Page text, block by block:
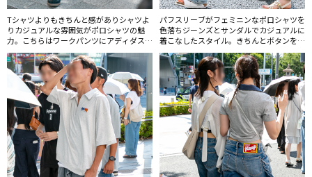
Tシャツよりもきちんと感がありシャツよ
りカジュアルな雰囲気がポロシャツの魅
力。こちらはワークパンツにアディダスの
サンバをあわせたストリート感のあるスタ
イル。
パフスリーブがフェミニンなポロシャツを
色落ちジーンズとサンダルでカジュアルに
着こなしたスタイル。きちんとボタンを留
めてクリーンな着こなしに。